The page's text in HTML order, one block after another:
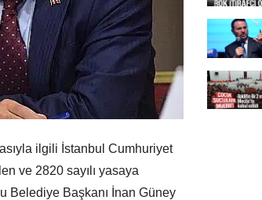
ilgili İstanbul Cumhuriyet
ve 2820 sayılı yasaya
Belediye Başkanı İnan Güney